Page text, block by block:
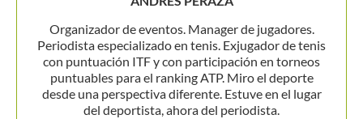
Organizador de eventos. Manager de jugadores.
Periodista especializado en tenis. Exjugador de tenis
con puntuación ITF y con participación en torneos
puntuables para el ranking ATP. Miro el deporte
desde una perspectiva diferente. Estuve en el lugar
del deportista, ahora del periodista.